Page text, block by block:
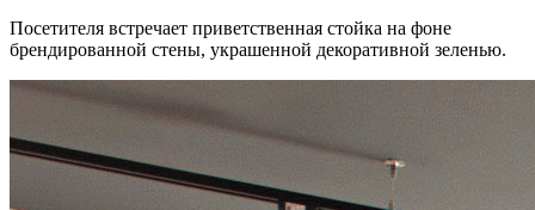
Посетителя встречает приветственная стойка на фоне
брендированной стены, украшенной декоративной зеленью.